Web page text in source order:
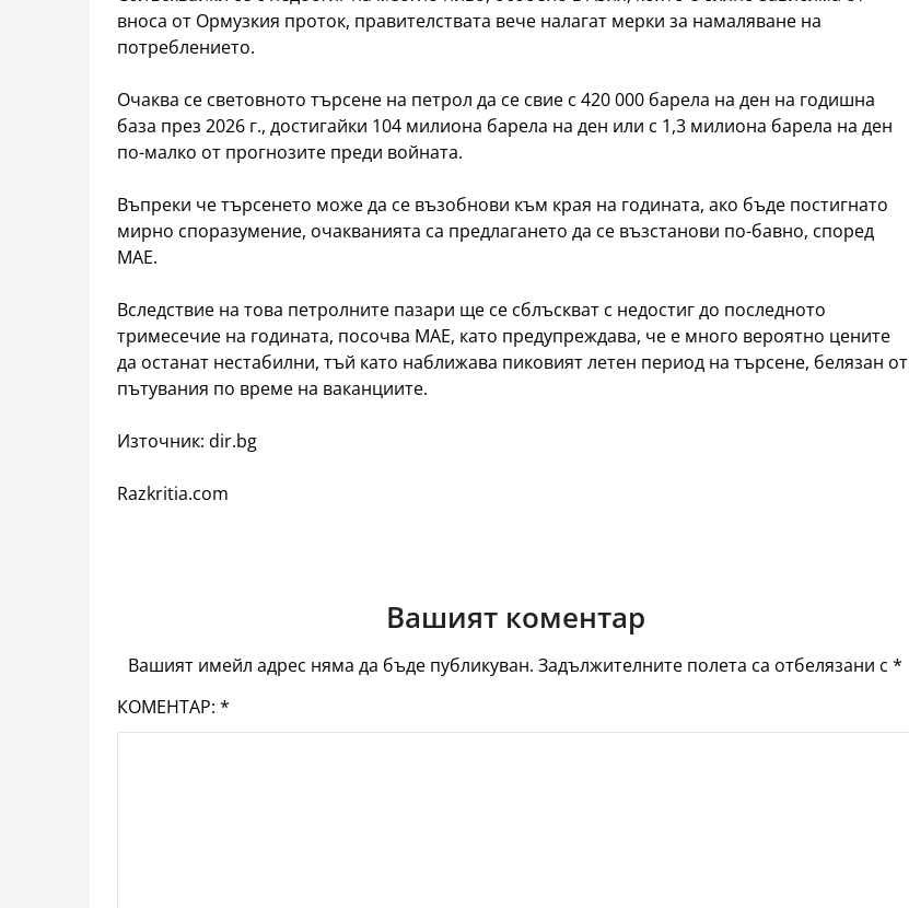
вноса от Ормузкия проток, правителствата вече налагат мерки за намаляване на
потреблението.
Очаква се световното търсене на петрол да се свие с 420 000 барела на ден на годишна
база през 2026 г., достигайки 104 милиона барела на ден или с 1,3 милиона барела на ден
по-малко от прогнозите преди войната.
Въпреки че търсенето може да се възобнови към края на годината, ако бъде постигнато
мирно споразумение, очакванията са предлагането да се възстанови по-бавно, според
МАЕ.
Вследствие на това петролните пазари ще се сблъскват с недостиг до последното
тримесечие на годината, посочва МАЕ, като предупреждава, че е много вероятно цените
да останат нестабилни, тъй като наближава пиковият летен период на търсене, белязан от
пътувания по време на ваканциите.
Източник: dir.bg
Razkritia.com
Вашият коментар
Вашият имейл адрес няма да бъде публикуван. Задължителните полета са отбелязани с*
КОМЕНТАР: *